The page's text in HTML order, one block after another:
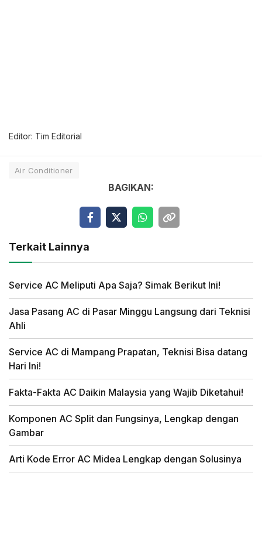
Editor: Tim Editorial
Air Conditioner
BAGIKAN:
Terkait Lainnya
Service AC Meliputi Apa Saja? Simak Berikut Ini!
Jasa Pasang AC di Pasar Minggu Langsung dari Teknisi
Ahli
Service AC di Mampang Prapatan, Teknisi Bisa datang
Hari Ini!
Fakta-Fakta AC Daikin Malaysia yang Wajib Diketahui!
Komponen AC Split dan Fungsinya, Lengkap dengan
Gambar
Arti Kode Error AC Midea Lengkap dengan Solusinya